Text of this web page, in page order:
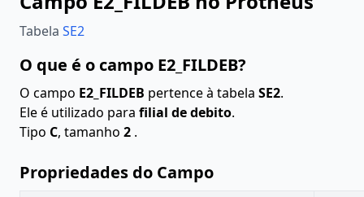
Tabela SE2
O que é o campo E2_FILDEB?
O campo E2_FILDEB pertence à tabela SE2.
Ele é utilizado para filial de debito.
Tipo C, tamanho 2 .
Propriedades do Campo